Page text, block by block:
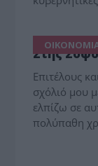
Στης
Επιτέλους
σχόλιό μου
ελπίζω σε
πολύπαθη